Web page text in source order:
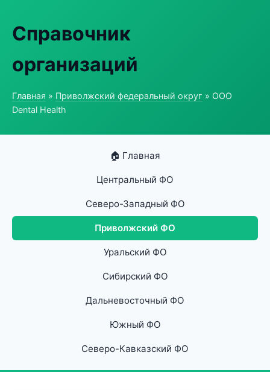
Справочник
организаций
Главная » Приволжский федеральный округ » ООО
Dental Health
🏠 Главная
Центральный ФО
Северо-Западный ФО
Приволжский ФО
Уральский ФО
Сибирский ФО
Дальневосточный ФО
Южный ФО
Северо-Кавказский ФО